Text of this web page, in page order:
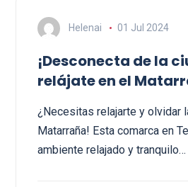
Helenai 01 Jul 2024
¡Desconecta de la
relájate en el
¿Necesitas relajarte y olvidar
Matarraña! Esta comarca en
ambiente relajado y tranquilo…